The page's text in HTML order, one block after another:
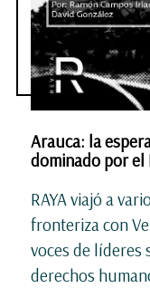
Arauca: la
dominado por el
RAYA viajó a
fronteriza con
voces de líderes
derechos